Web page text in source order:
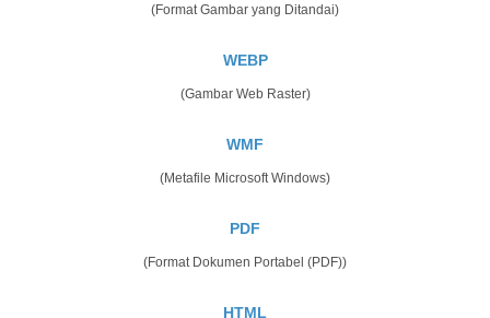
(Format Gambar yang Ditandai)
WEBP
(Gambar Web Raster)
WMF
(Metafile Microsoft Windows)
PDF
(Format Dokumen Portabel (PDF))
HTML